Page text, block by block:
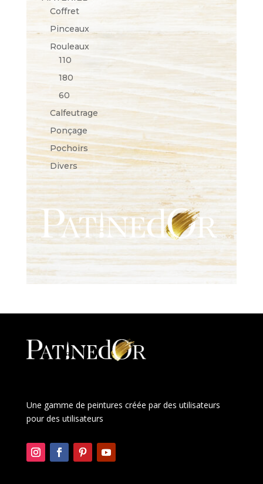
Coffret
Pinceaux
Rouleaux
110
180
60
Calfeutrage
Ponçage
Pochoirs
Divers
Une gamme de peintures créée par des utilisateurs
pour des utilisateurs